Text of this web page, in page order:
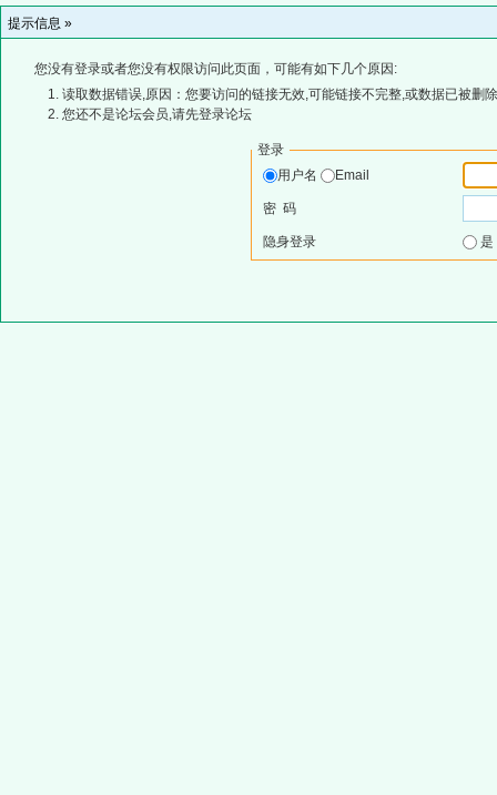
提示信息 »
您没有登录或者您没有权限访问此页面，可能有如下几个原因:
读取数据错误,原因：您要访问的链接无效,可能链接不完整,或数据已被删
您还不是论坛会员,请先登录论坛
登录
用户名
Email
密 码
隐身登录